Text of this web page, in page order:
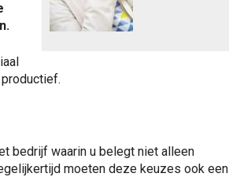
bedrijf waarin u belegt niet alleen
moeten deze keuzes ook een